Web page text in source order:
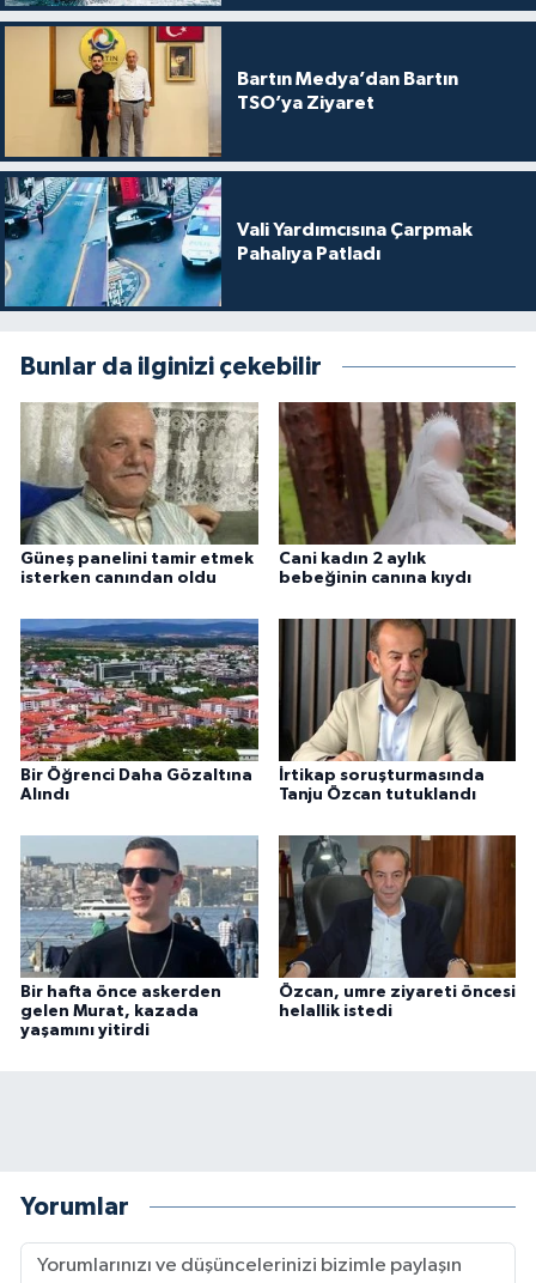
Bartın Medya’dan Bartın
TSO’ya Ziyaret
Vali Yardımcısına Çarpmak
Pahalıya Patladı
Bunlar da ilginizi çekebilir
Güneş panelini tamir etmek
isterken canından oldu
Cani kadın 2 aylık
bebeğinin canına kıydı
Bir Öğrenci Daha Gözaltına
Alındı
İrtikap soruşturmasında
Tanju Özcan tutuklandı
Bir hafta önce askerden
gelen Murat, kazada
yaşamını yitirdi
Özcan, umre ziyareti öncesi
helallik istedi
Yorumlar